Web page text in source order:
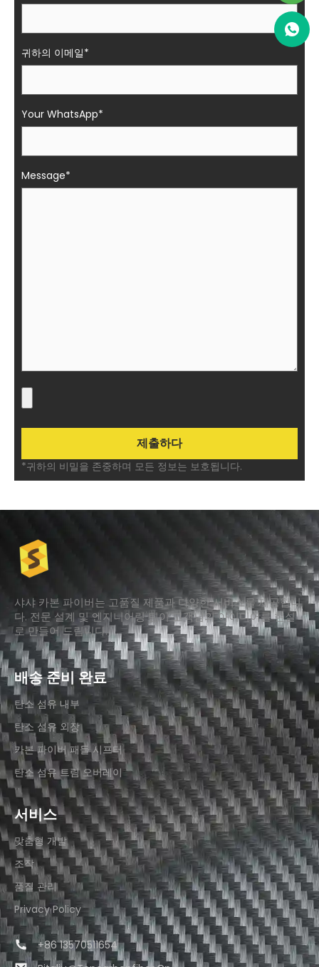
귀하의 이메일*
Your WhatsApp*
Message*
*귀하의 비밀을 존중하며 모든 정보는 보호됩니다.
샤샤 카본 파이버는 고품질 제품과 다양한 서비스를 제공합니
다. 전문 설계 및 엔지니어링 팀이 고객님의 아이디어를 현실
로 만들어 드립니다.
배송 준비 완료
탄소 섬유 내부
탄소 섬유 외장
카본 파이버 패들 시프터
탄소 섬유 트림 오버레이
서비스
맞춤형 개발
조작
품질 관리
Privacy Policy
+86 13570511654